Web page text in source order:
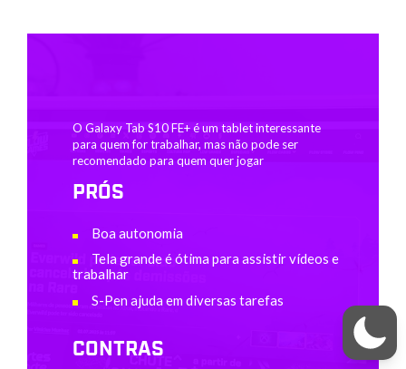
O Galaxy Tab S10 FE+ é um tablet interessante
para quem for trabalhar, mas não pode ser
recomendado para quem quer jogar
PRÓS
Boa autonomia
Tela grande é ótima para assistir vídeos e
trabalhar
S-Pen ajuda em diversas tarefas
CONTRAS